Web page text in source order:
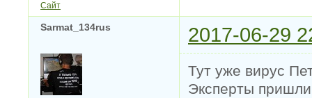
Сайт
Sarmat_134rus 2017-06-29
Тут уже вирус
Эксперты